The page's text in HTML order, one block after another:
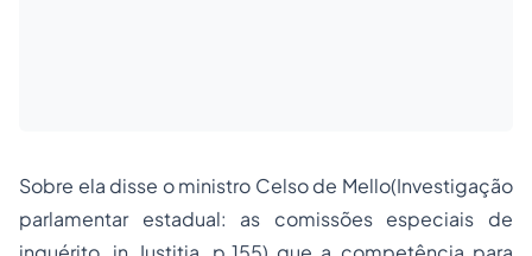
Sobre ela disse o ministro Celso de Mello(Investigação
parlamentar estadual: as comissões especiais de